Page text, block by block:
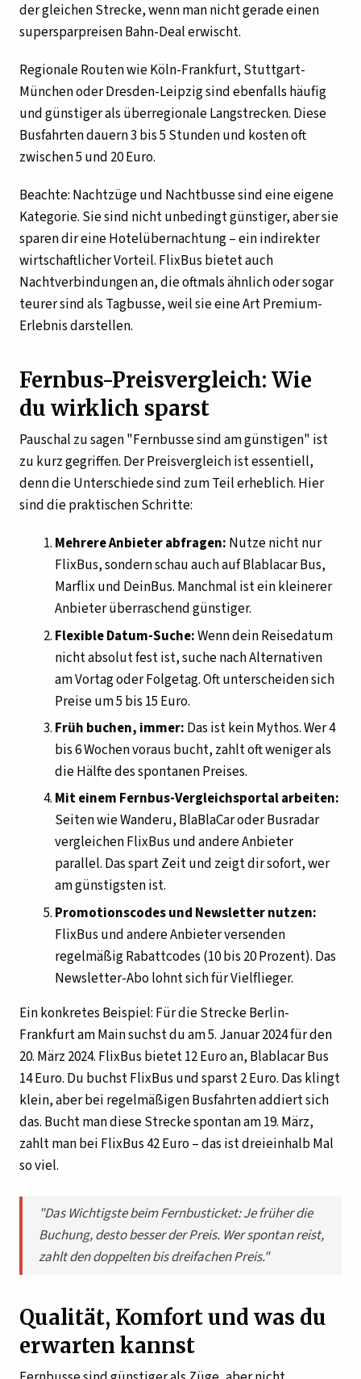
der gleichen Strecke, wenn man nicht gerade einen
supersparpreisen Bahn-Deal erwischt.
Regionale Routen wie Köln-Frankfurt, Stuttgart-
München oder Dresden-Leipzig sind ebenfalls häufig
und günstiger als überregionale Langstrecken. Diese
Busfahrten dauern 3 bis 5 Stunden und kosten oft
zwischen 5 und 20 Euro.
Beachte: Nachtzüge und Nachtbusse sind eine eigene
Kategorie. Sie sind nicht unbedingt günstiger, aber sie
sparen dir eine Hotelübernachtung – ein indirekter
wirtschaftlicher Vorteil. FlixBus bietet auch
Nachtverbindungen an, die oftmals ähnlich oder sogar
teurer sind als Tagbusse, weil sie eine Art Premium-
Erlebnis darstellen.
Fernbus-Preisvergleich: Wie
du wirklich sparst
Pauschal zu sagen "Fernbusse sind am günstigen" ist
zu kurz gegriffen. Der Preisvergleich ist essentiell,
denn die Unterschiede sind zum Teil erheblich. Hier
sind die praktischen Schritte:
Mehrere Anbieter abfragen: Nutze nicht nur
FlixBus, sondern schau auch auf Blablacar Bus,
Marflix und DeinBus. Manchmal ist ein kleinerer
Anbieter überraschend günstiger.
Flexible Datum-Suche:Wenn dein Reisedatum
nicht absolut fest ist, suche nach Alternativen
am Vortag oder Folgetag. Oft unterscheiden sich
Preise um 5 bis 15 Euro.
Früh buchen, immer: Das ist kein Mythos. Wer 4
bis 6 Wochen voraus bucht, zahlt oft weniger als
die Hälfte des spontanen Preises.
Mit einem Fernbus-Vergleichsportal arbeiten:
Seiten wie Wanderu, BlaBlaCar oder Busradar
vergleichen FlixBus und andere Anbieter
parallel. Das spart Zeit und zeigt dir sofort, wer
am günstigsten ist.
Promotionscodes und Newsletter nutzen:
FlixBus und andere Anbieter versenden
regelmäßig Rabattcodes (10 bis 20 Prozent). Das
Newsletter-Abo lohnt sich für Vielflieger.
Ein konkretes Beispiel: Für die Strecke Berlin-
Frankfurt am Main suchst du am 5. Januar 2024 für den
20. März 2024. FlixBus bietet 12 Euro an, Blablacar Bus
14 Euro. Du buchst FlixBus und sparst 2 Euro. Das klingt
klein, aber bei regelmäßigen Busfahrten addiert sich
das. Bucht man diese Strecke spontan am 19. März,
zahlt man bei FlixBus 42 Euro – das ist dreieinhalb Mal
so viel.
"Das Wichtigste beim Fernbusticket: Je früher die
Buchung, desto besser der Preis. Wer spontan reist,
zahlt den doppelten bis dreifachen Preis."
Qualität, Komfort und was du
erwarten kannst